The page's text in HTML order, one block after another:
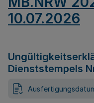
10.07.2026
Dienststempels